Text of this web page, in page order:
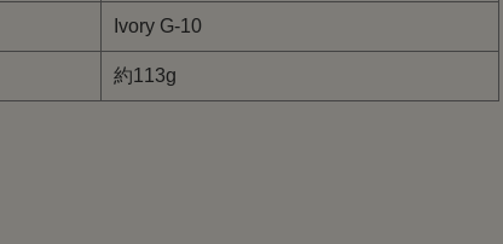
Ivory G-10
約113g